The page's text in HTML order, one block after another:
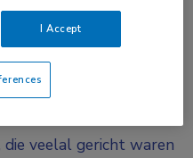
mannen
weten we
bij vrouwen
veelal gericht waren
I Accept